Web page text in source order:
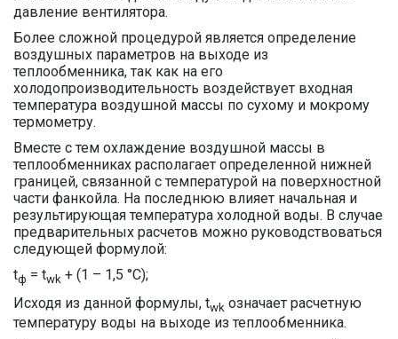
давление вентилятора.
Более сложной процедурой является определение
воздушных параметров на выходе из
теплообменника, так как на его
холодопроизводительность воздействует входная
температура воздушной массы по сухому и мокрому
термометру.
Вместе с тем охлаждение воздушной массы в
теплообменниках располагает определенной нижней
границей, связанной с температурой на поверхностной
части фанкойла. На последнюю влияет начальная и
результирующая температура холодной воды. В случае
предварительных расчетов можно руководствоваться
следующей формулой:
tф = twk + (1 – 1,5 °С);
Исходя из данной формулы, twk означает расчетную
температуру воды на выходе из теплообменника.